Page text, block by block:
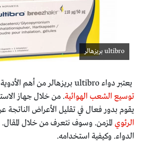
ultibro بريزهالر
يعتبر دواء ultibro بريزهالر من أهم الأدوية التي تعمل على
توسيع الشعب الهوائية. من خلال جهاز
يقوم بدور فعال في تقليل الأعراض
الرئوي المزمن. وسوف نتعرف من خلال
الدواء. وكيفية استخدامه.